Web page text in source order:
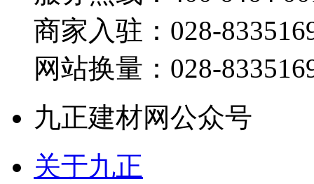
商家入驻：028-
网站换量：028-
九正建材网公众号
关于九正